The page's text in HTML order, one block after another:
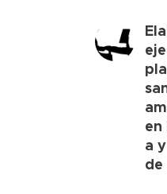
en
a
de